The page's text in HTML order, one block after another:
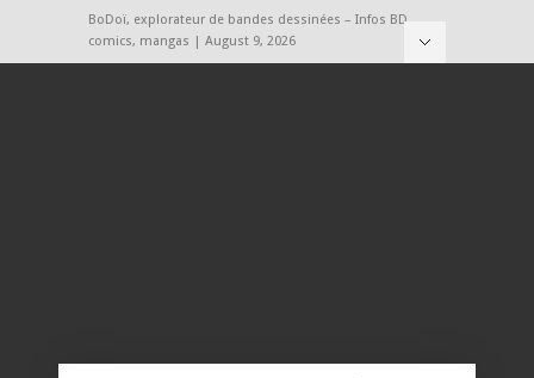
BoDoï, explorateur de bandes dessinées – Infos BD,
comics, mangas | August 9, 2026